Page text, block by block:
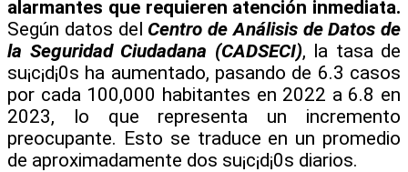
alarmantes que requieren atención inmediata.
Según datos del Centro de Análisis de Datos de
la Seguridad Ciudadana (CADSECI), la tasa de
su¡c¡d¡0s ha aumentado, pasando de 6.3 casos
por cada 100,000 habitantes en 2022 a 6.8 en
2023, lo que representa un incremento
preocupante. Esto se traduce en un promedio
de aproximadamente dos su¡c¡d¡0s diarios.